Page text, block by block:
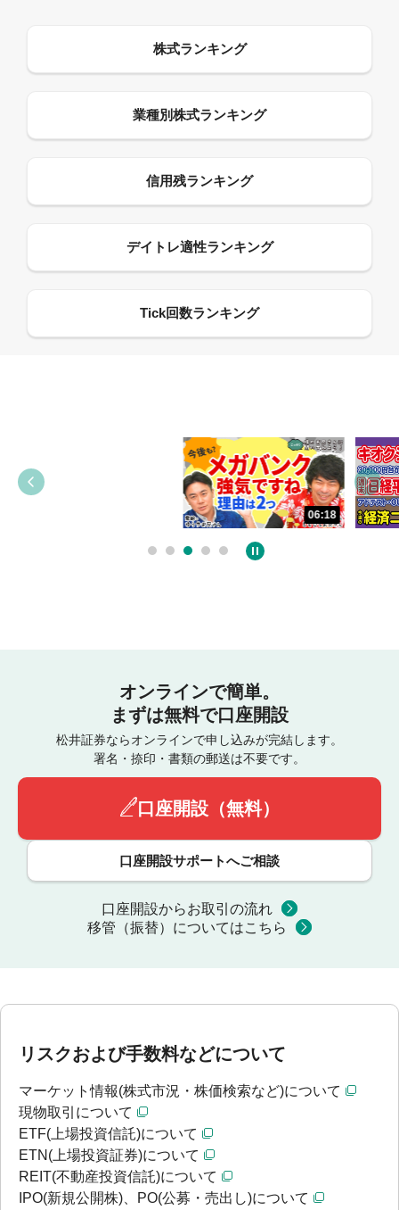
06:18
オンラインで簡単。
まずは無料で口座開設
松井証券ならオンラインで申し込みが完結します。
署名・捺印・書類の郵送は不要です。
口座開設（無料）
口座開設サポートへご相談
口座開設からお取引の流れ
移管（振替）についてはこちら
リスクおよび手数料などについて
マーケット情報(株式市況・株価検索など)について
現物取引について
ETF(上場投資信託)について
ETN(上場投資証券)について
REIT(不動産投資信託)について
IPO(新規公開株)、PO(公募・売出し)について